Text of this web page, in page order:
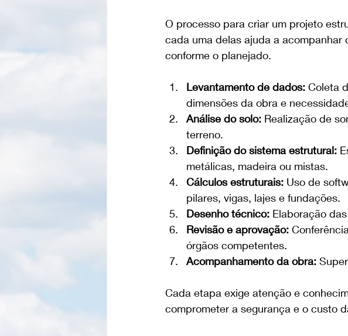
O processo para criar um projeto
cada uma delas ajuda a
conforme o planejado.
Levantamento de dados: Coleta
dimensões da obra e
Análise do solo: Realização de
terreno.
Definição do sistema estrutural:
metálicas, madeira ou mistas.
Cálculos estruturais: Uso de
pilares, vigas, lajes e fundações.
Desenho técnico: Elaboração
Revisão e aprovação:
órgãos competentes.
Acompanhamento da obra:
Cada etapa exige atenção e
comprometer a segurança e o custo